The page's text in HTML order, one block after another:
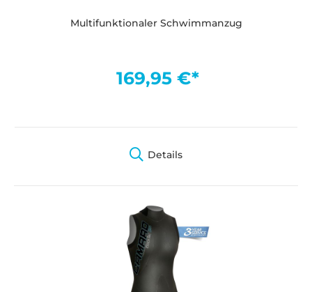
Multifunktionaler Schwimmanzug
169,95 €*
Details